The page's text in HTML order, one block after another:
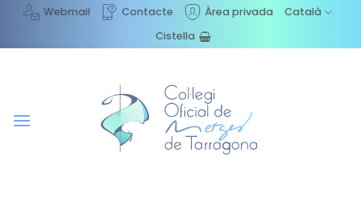
content
Webmail Contacte Àrea privada
Català
Cistella